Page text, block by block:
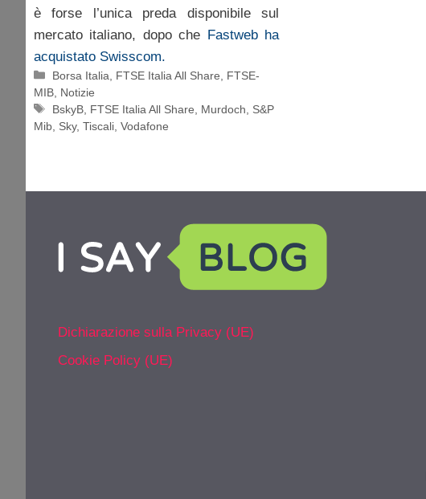
è forse l’unica preda disponibile sul
mercato italiano, dopo che Fastweb ha
acquistato Swisscom.
Categorie
Borsa Italia FTSE Italia All Share
FTSE-
MIB Notizie
Tag
BskyB FTSE Italia All Share Murdoch
S&P
Mib Sky, Tiscali Vodafone
Dichiarazione sulla Privacy (UE)
Cookie Policy (UE)